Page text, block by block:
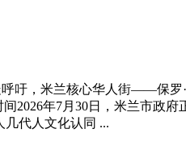
吁，米兰核心华人街——保罗
2026年7月30日，米兰市政府
代人文化认同 ...